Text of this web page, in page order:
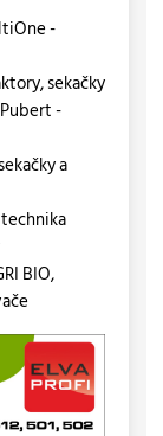
-
sekačky
-
a
BIO,